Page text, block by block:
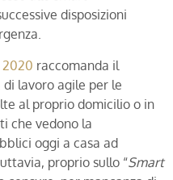
disposizioni
2020 raccomanda il
lavoro agile per le
al proprio domicilio o in
che vedono la
oggi a casa ad
proprio sullo “Smart